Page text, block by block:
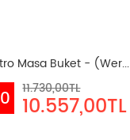
Masa Buket - (Wer...
11.730,00TL
10.557,00TL